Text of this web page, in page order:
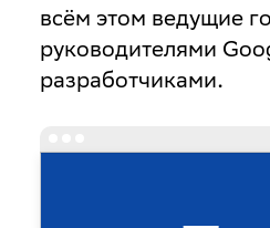
всём этом ведущие
руководителями
разработчиками.